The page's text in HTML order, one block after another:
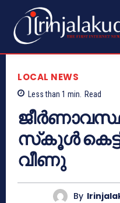
LOCAL NEWS
Less than 1 min. Read
സ്‌കൂള്‍
വീണു
By